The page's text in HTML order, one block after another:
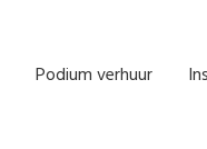
Podium verhuur